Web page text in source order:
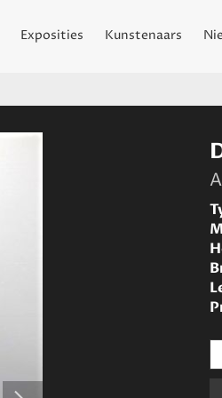
Exposities Kunstenaars